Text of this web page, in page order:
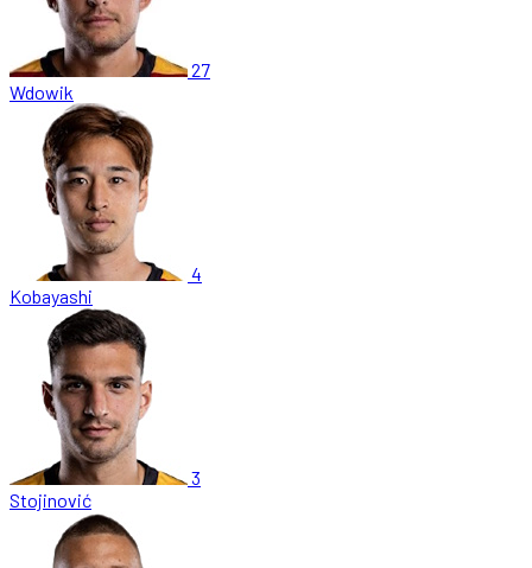
27
Wdowik
4
Kobayashi
3
Stojinović